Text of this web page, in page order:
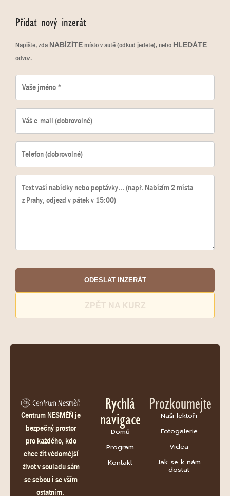
Přidat nový inzerát
Napište, zda NABÍZÍTEmísto v autě (odkud jedete), nebo HLEDÁTE
odvoz.
ODESLAT INZERÁT
ZPĚT NA KURZ
Centrum NESMĚŇ je
bezpečný prostor
pro každého, kdo
chce žít vědomější
život v souladu sám
se sebou i se vším
ostatním.
Rychlá
navigace
Domů
Program
Kontakt
Prozkoumejte
Naši lektoři
Fotogalerie
Videa
Jak se k nám
dostat